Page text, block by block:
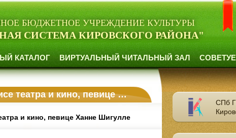
БЮДЖЕТНОЕ УЧРЕЖДЕНИЕ КУЛЬТУРЫ
СИСТЕМА КИРОВСКОГО РАЙОНА"
КАТАЛОГ ВИРТУАЛЬНЫЙ ЧИТАЛЬНЫЙ ЗАЛ
и кино, певице Ханне Шигулле
и кино, певице Ханне Шигулле
СПб